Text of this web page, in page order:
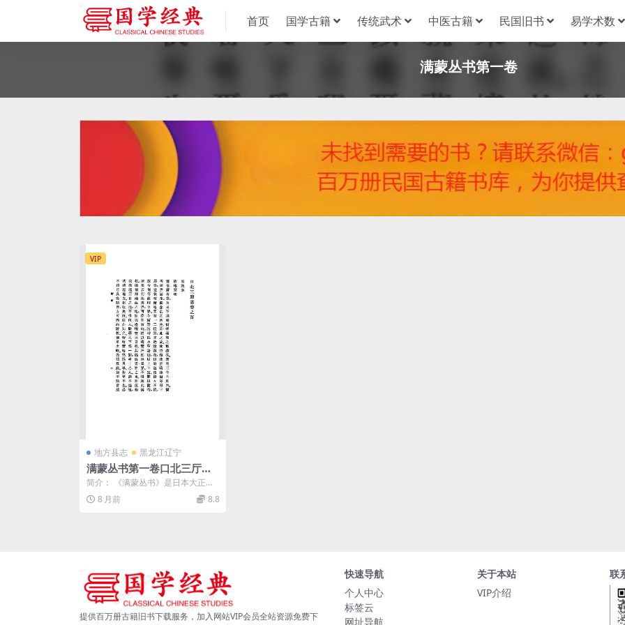
首页 国学古籍 传统武术 中医古籍 民国旧书 易学术数
满蒙丛书第一卷
VIP
地方县志 黑龙江辽宁
满蒙丛书第一卷口北三厅志
卷一至十三内藤虎次郎PDF
下载,满蒙丛书下载
简介： 《满蒙丛书》是日本大正年
间（约1910年代）出版的一套关于
中国东北及蒙古...
8 月前 8.8
提供百万册古籍旧书下载服务，加入网站VIP会员全站资源免费下
快速导航
个人中心
标签云
网址导航
关于本站
VIP介绍
联